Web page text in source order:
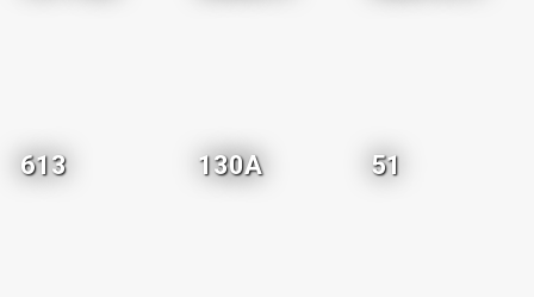
613 130A 51